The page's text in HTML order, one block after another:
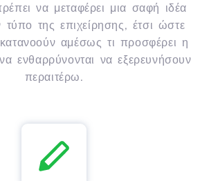
να μεταφέρει μια σαφή ιδέα
τύπο της επιχείρησης, έτσι ώστε
αμέσως τι προσφέρει η
ενθαρρύνονται να εξερευνήσουν
περαιτέρω.